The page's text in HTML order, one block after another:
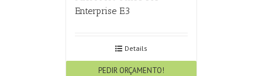
Enterprise E3
Details
PEDIR ORÇAMENTO!